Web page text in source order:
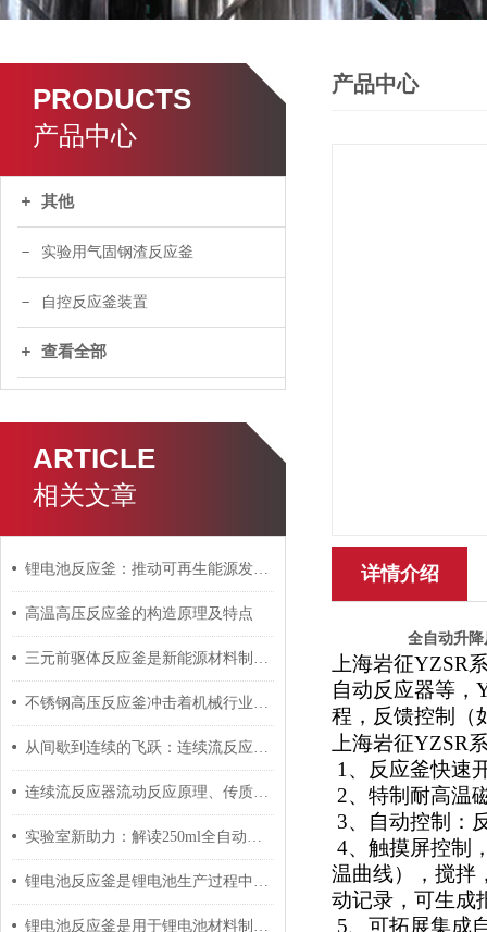
PRODUCTS
产品中心
其他
实验用气固钢渣反应釜
自控反应釜装置
查看全部
ARTICLE
相关文章
锂电池反应釜：推动可再生能源发展的关键
高温高压反应釜的构造原理及特点
三元前驱体反应釜是新能源材料制备的关键设备
不锈钢高压反应釜冲击着机械行业走向新历程
从间歇到连续的飞跃：连续流反应器技术原理与核心优势深度解析
连续流反应器流动反应原理、传质传热特性与工业化应用解析
实验室新助力：解读250ml全自动反应釜的应用与优势
锂电池反应釜是锂电池生产过程中的关键设备之一
锂电池反应釜是用于锂电池材料制备和研究的仪器
产品中心
详情介绍
全自动升
上海岩征YZSR
自动反应器等，
程，反馈控制（
上海岩征YZSR
1、反应釜快速
2、特制耐高温
3、自动控制：
4、触摸屏控制
温曲线），搅拌
动记录，可生成
5、可拓展集成